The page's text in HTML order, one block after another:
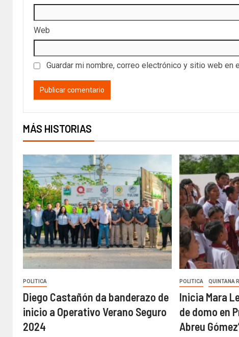
Web
Guardar mi nombre, correo electrónico y sitio web en
MÁS HISTORIAS
POLITICA
Diego Castañón da banderazo de
inicio a Operativo Verano Seguro
2024
POLITICA QUINTANA
Inicia Mara
de domo en
Abreu